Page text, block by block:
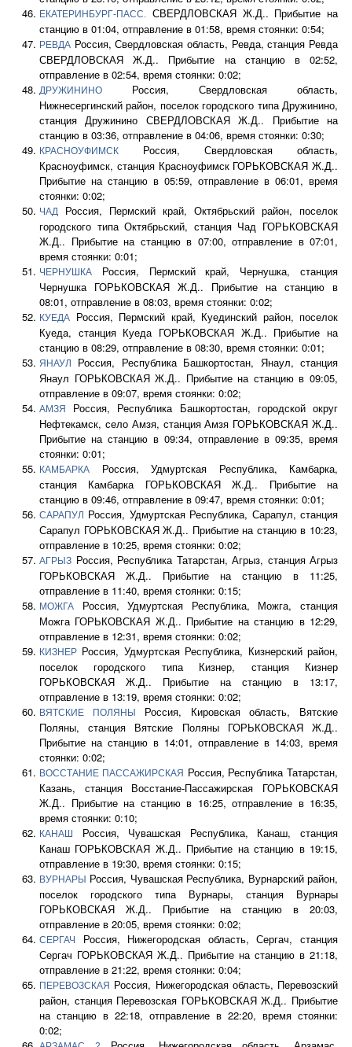
ЕКАТЕРИНБУРГ-ПАСС. СВЕРДЛОВСКАЯ Ж.Д.. Прибытие на
станцию в 01:04, отправление в 01:58, время стоянки: 0:54;
РЕВДА Россия, Свердловская область, Ревда, станция Ревда
СВЕРДЛОВСКАЯ Ж.Д.. Прибытие на станцию в 02:52,
отправление в 02:54, время стоянки: 0:02;
ДРУЖИНИНО
Россия, Свердловская область,
Нижнесергинский район, поселок городского типа Дружинино,
станция Дружинино СВЕРДЛОВСКАЯ Ж.Д.. Прибытие на
станцию в 03:36, отправление в 04:06, время стоянки: 0:30;
КРАСНОУФИМСК
Россия, Свердловская область,
Красноуфимск, станция Красноуфимск ГОРЬКОВСКАЯ Ж.Д..
Прибытие на станцию в 05:59, отправление в 06:01, время
стоянки: 0:02;
ЧАД
Россия, Пермский край, Октябрьский район, поселок
городского типа Октябрьский, станция Чад ГОРЬКОВСКАЯ
Ж.Д.. Прибытие на станцию в 07:00, отправление в 07:01,
время стоянки: 0:01;
ЧЕРНУШКА
Россия, Пермский край, Чернушка, станция
Чернушка ГОРЬКОВСКАЯ Ж.Д.. Прибытие на станцию в
08:01, отправление в 08:03, время стоянки: 0:02;
КУЕДА
Россия, Пермский край, Куединский район, поселок
Куеда, станция Куеда ГОРЬКОВСКАЯ Ж.Д.. Прибытие на
станцию в 08:29, отправление в 08:30, время стоянки: 0:01;
ЯНАУЛ
Россия, Республика Башкортостан, Янаул, станция
Янаул ГОРЬКОВСКАЯ Ж.Д.. Прибытие на станцию в 09:05,
отправление в 09:07, время стоянки: 0:02;
АМЗЯ
Россия, Республика Башкортостан, городской округ
Нефтекамск, село Амзя, станция Амзя ГОРЬКОВСКАЯ Ж.Д..
Прибытие на станцию в 09:34, отправление в 09:35, время
стоянки: 0:01;
КАМБАРКА
Россия, Удмуртская Республика, Камбарка,
станция Камбарка ГОРЬКОВСКАЯ Ж.Д.. Прибытие на
станцию в 09:46, отправление в 09:47, время стоянки: 0:01;
САРАПУЛ Россия, Удмуртская Республика, Сарапул, станция
Сарапул ГОРЬКОВСКАЯ Ж.Д.. Прибытие на станцию в 10:23,
отправление в 10:25, время стоянки: 0:02;
АГРЫЗ Россия, Республика Татарстан, Агрыз, станция Агрыз
ГОРЬКОВСКАЯ Ж.Д.. Прибытие на станцию в 11:25,
отправление в 11:40, время стоянки: 0:15;
МОЖГА
Россия, Удмуртская Республика, Можга, станция
Можга ГОРЬКОВСКАЯ Ж.Д.. Прибытие на станцию в 12:29,
отправление в 12:31, время стоянки: 0:02;
КИЗНЕР Россия, Удмуртская Республика, Кизнерский район,
поселок городского типа Кизнер, станция Кизнер
ГОРЬКОВСКАЯ Ж.Д.. Прибытие на станцию в 13:17,
отправление в 13:19, время стоянки: 0:02;
ВЯТСКИЕ ПОЛЯНЫ
Россия, Кировская область, Вятские
Поляны, станция Вятские Поляны ГОРЬКОВСКАЯ Ж.Д..
Прибытие на станцию в 14:01, отправление в 14:03, время
стоянки: 0:02;
ВОССТАНИЕ ПАССАЖИРСКАЯ Россия, Республика Татарстан,
Казань, станция Восстание-Пассажирская ГОРЬКОВСКАЯ
Ж.Д.. Прибытие на станцию в 16:25, отправление в 16:35,
время стоянки: 0:10;
КАНАШ
Россия, Чувашская Республика, Канаш, станция
Канаш ГОРЬКОВСКАЯ Ж.Д.. Прибытие на станцию в 19:15,
отправление в 19:30, время стоянки: 0:15;
ВУРНАРЫ Россия, Чувашская Республика, Вурнарский район,
поселок городского типа Вурнары, станция Вурнары
ГОРЬКОВСКАЯ Ж.Д.. Прибытие на станцию в 20:03,
отправление в 20:05, время стоянки: 0:02;
СЕРГАЧ
Россия, Нижегородская область, Сергач, станция
Сергач ГОРЬКОВСКАЯ Ж.Д.. Прибытие на станцию в 21:18,
отправление в 21:22, время стоянки: 0:04;
ПЕРЕВОЗСКАЯ Россия, Нижегородская область, Перевозский
район, станция Перевозская ГОРЬКОВСКАЯ Ж.Д.. Прибытие
на станцию в 22:18, отправление в 22:20, время стоянки:
0:02;